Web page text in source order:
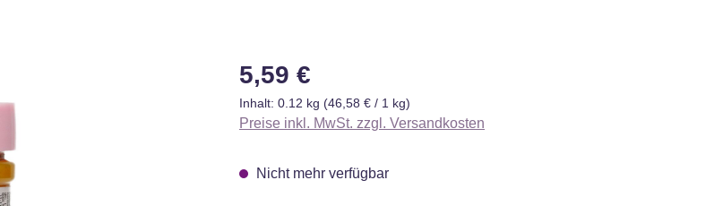
Regulärer Preis:
5,59 €
Inhalt: 0.12 kg (46,58 € / 1 kg)
Preise inkl. MwSt. zzgl. Versandkosten
Nicht mehr verfügbar